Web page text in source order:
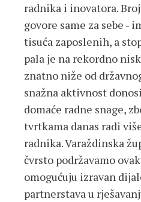
radnika i inovatora.
govore same za sebe -
tisuća zaposlenih, a
pala je na rekordno
znatno niže od
snažna aktivnost
domaće radne snage,
tvrtkama danas radi
radnika. Varaždinska
čvrsto podržavamo
omogućuju izravan
partnerstava u